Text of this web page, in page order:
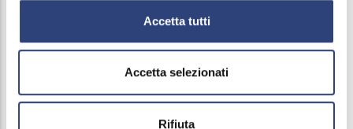
Accetta tutti
Accetta selezionati
Rifiuta
Main
navigation
Attività e laboratori in classe